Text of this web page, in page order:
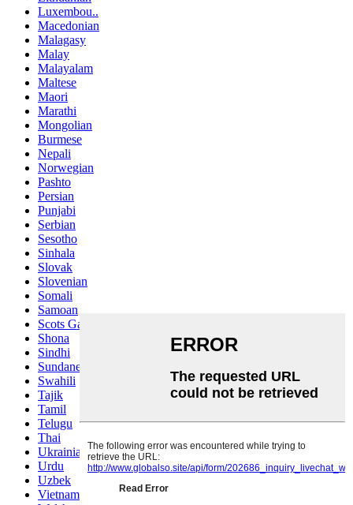
Luxembou..
Macedonian
Malagasy
Malay
Malayalam
Maltese
Maori
Marathi
Mongolian
Burmese
Nepali
Norwegian
Pashto
Persian
Punjabi
Serbian
Sesotho
Sinhala
Slovak
Slovenian
Somali
Samoan
Scots Gaelic
Shona
Sindhi
Sundanese
Swahili
Tajik
Tamil
Telugu
Thai
Ukrainian
Urdu
Uzbek
Vietnamese